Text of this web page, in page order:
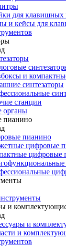
для клавишных
и кейсы для
и
синтезаторы
станции
органы
пианино
пианино
цифровые
цифровые
и
и
и